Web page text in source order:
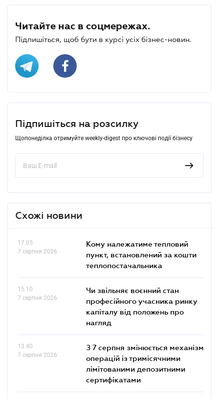
Читайте нас в соцмережах.
Підпишіться, щоб бути в курсі усіх бізнес-новин.
Підпишіться на розсилку
Щопонеділка отримуйте weekly-digest про ключові події бізнесу
Схожі новини
17.05
7 серпня 2026
Кому належатиме тепловий
пункт, встановлений за кошти
теплопостачальника
15.10
7 серпня 2026
Чи звільняє воєнний стан
професійного учасника ринку
капіталу від положень про
нагляд
13.40
7 серпня 2026
З 7 серпня змінюється механізм
операцій із тримісячними
лімітованими депозитними
сертифікатами